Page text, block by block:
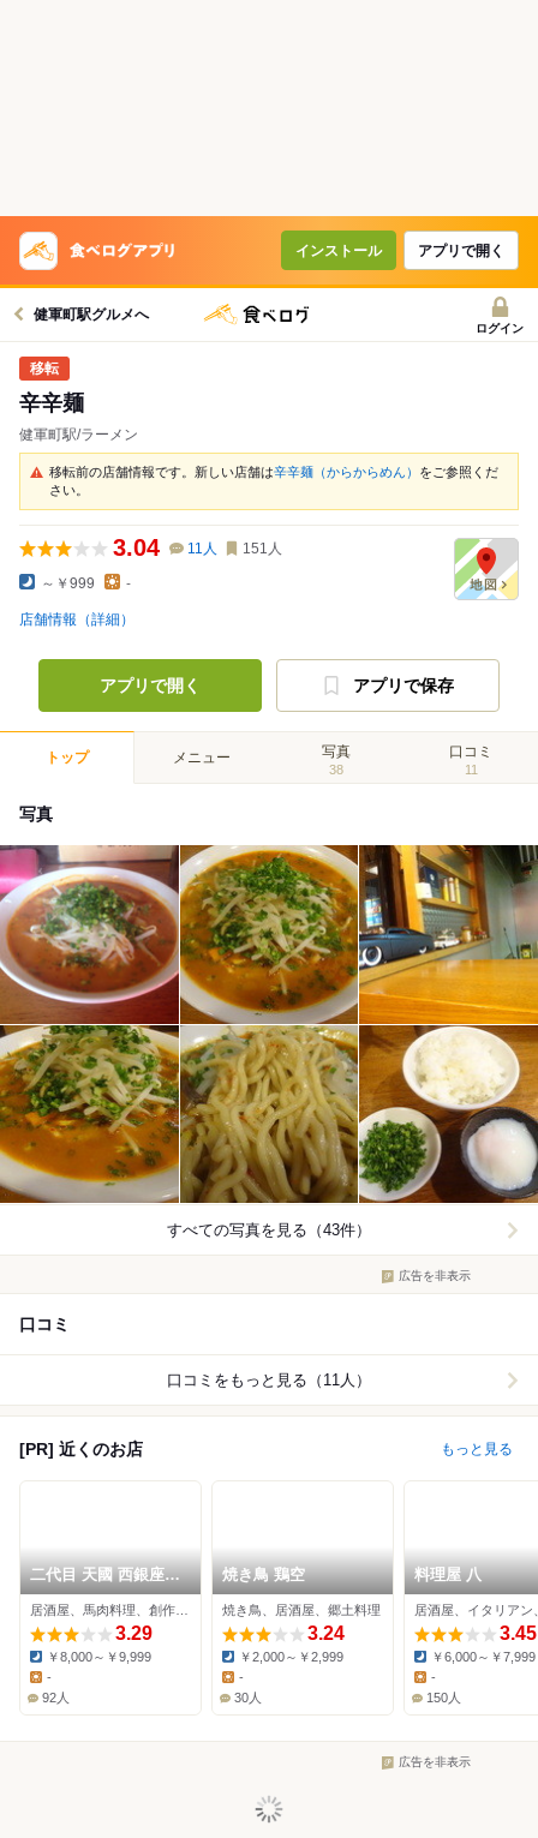
インストール アプリで開く
健軍町駅グルメへ
ログイン
辛辛麺
健軍町駅/ラーメン
移転前の店舗情報です。新しい店舗は辛辛麺（からからめん） をご参照くだ
さい。
3.04 11 人 151 人
～￥999 -
店舗情報（詳細）
アプリで開く アプリで保存
トップ メニュー 写真
38
口コミ
11
写真
すべての写真を見る（43件）
広告を非表示
口コミ
口コミをもっと見る（11人）
[PR] 近くのお店 もっと見る
二代目 天國 西銀座通
り店
3.29
Dinner:
￥8,000～￥9,999
Lunch:
-
92人
焼き鳥 鶏空
焼き鳥、居酒屋、郷土料理
3.24
Dinner:
￥2,000～￥2,999
Lunch:
-
30人
料理屋 八
3.45
Dinner:
￥6,000～￥7,999
-
150人
広告を非表示